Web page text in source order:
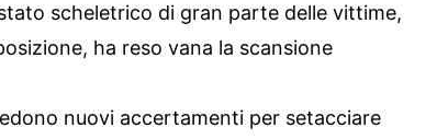
scheletrico di gran parte delle vittime,
ha reso vana la scansione
nuovi accertamenti per setacciare